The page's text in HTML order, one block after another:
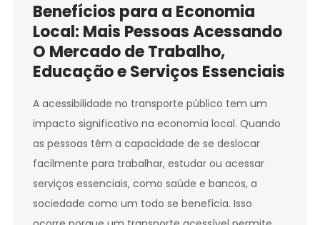
Benefícios para a Economia
Local: Mais Pessoas Acessando
O Mercado de Trabalho,
Educação e Serviços Essenciais
A acessibilidade no transporte público tem um
impacto significativo na economia local. Quando
as pessoas têm a capacidade de se deslocar
facilmente para trabalhar, estudar ou acessar
serviços essenciais, como saúde e bancos, a
sociedade como um todo se beneficia. Isso